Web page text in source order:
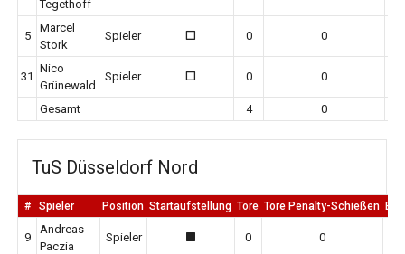
Tegethoff
5
Marcel
Stork
Spieler 0 0 0
31
Nico
Grünewald
Spieler 0 0 0
Gesamt 4 0
TuS Düsseldorf Nord
# Spieler Position Startaufstellung Tore Tore Penalty-Schießen
9
Andreas
Paczia
Spieler 1 0 0